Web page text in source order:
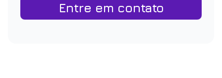
Entre em contato